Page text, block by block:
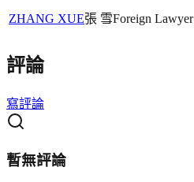
ZHANG XUE張 雪Foreign Lawyer
評論
寫評論
暫無評論